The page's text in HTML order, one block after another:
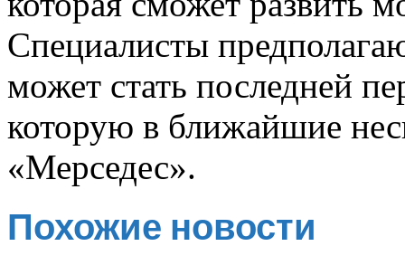
Специалисты
может стать последней
которую в ближайшие
«Мерседес».
Похожие новости